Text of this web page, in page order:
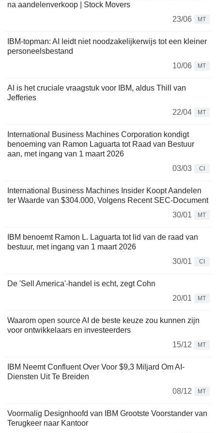
na aandelenverkoop | Stock Movers
23/06
MT
IBM-topman: AI leidt niet noodzakelijkerwijs tot een kleiner
personeelsbestand
10/06
MT
AI is het cruciale vraagstuk voor IBM, aldus Thill van
Jefferies
22/04
MT
International Business Machines Corporation kondigt
benoeming van Ramon Laguarta tot Raad van Bestuur
aan, met ingang van 1 maart 2026
03/03
CI
International Business Machines Insider Koopt Aandelen
ter Waarde van $304.000, Volgens Recent SEC-Document
30/01
MT
IBM benoemt Ramon L. Laguarta tot lid van de raad van
bestuur, met ingang van 1 maart 2026
30/01
CI
De 'Sell America'-handel is echt, zegt Cohn
20/01
MT
Waarom open source AI de beste keuze zou kunnen zijn
voor ontwikkelaars en investeerders
15/12
MT
IBM Neemt Confluent Over Voor $9,3 Miljard Om AI-
Diensten Uit Te Breiden
08/12
MT
Voormalig Designhoofd van IBM Grootste Voorstander van
Terugkeer naar Kantoor